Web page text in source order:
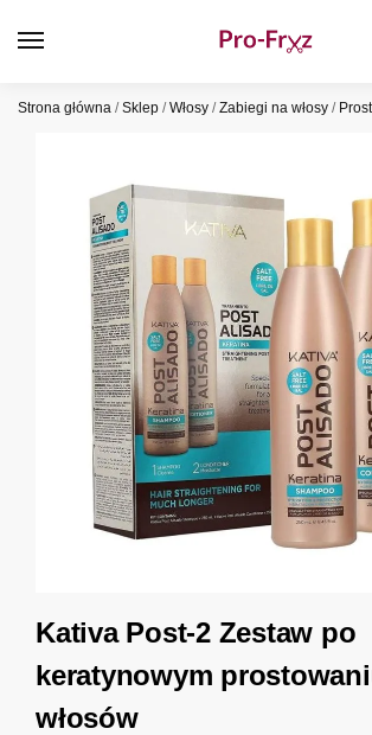
Strona główna /Sklep /Włosy /Zabiegi na włosy /
Kativa Post-2 Zestaw po
keratynowym
włosów